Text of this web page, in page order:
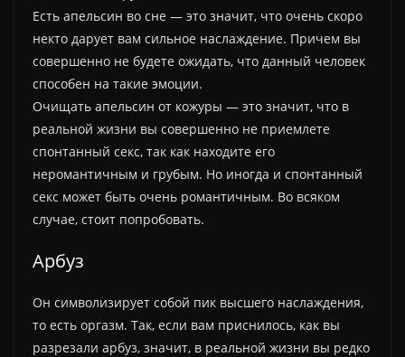
Есть апельсин во сне — это значит, что очень скоро
некто дарует вам сильное наслаждение. Причем вы
совершенно не будете ожидать, что данный человек
способен на такие эмоции.
Очищать апельсин от кожуры — это значит, что в
реальной жизни вы совершенно не приемлете
спонтанный секс, так как находите его
неромантичным и грубым. Но иногда и спонтанный
секс может быть очень романтичным. Во всяком
случае, стоит попробовать.
Арбуз
Он символизирует собой пик высшего наслаждения,
то есть оргазм. Так, если вам приснилось, как вы
разрезали арбуз, значит, в реальной жизни вы редко